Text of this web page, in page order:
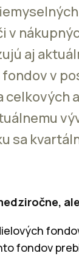
aj
v
sa
fondov